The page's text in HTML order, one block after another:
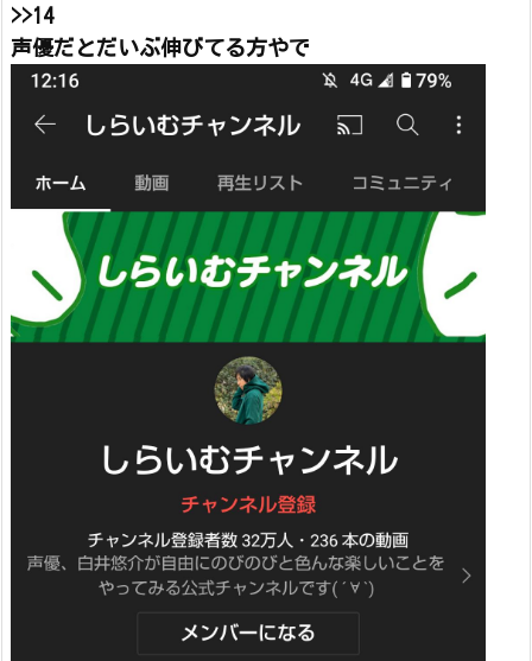
>>14
声優だとだいぶ伸びてる方やで